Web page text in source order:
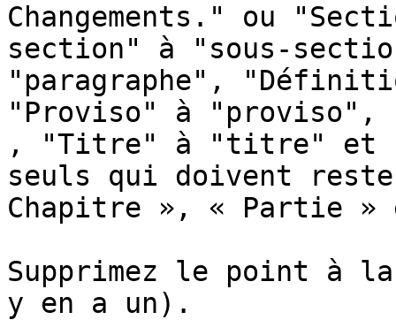
Changements." ou
section" à "sous-
"paragraphe",
"Proviso" à
, "Titre" à "titre" et
seuls qui doivent
Chapitre », « Partie »
Supprimez le point à
y en a un).